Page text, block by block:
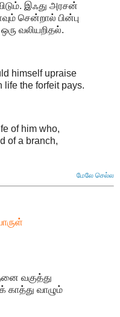
இஃது அரசன்
சென்றால் பின்பு
வலியறிதல்.
himself upraise
life the forfeit pays.
of him who,
of a branch,
மேலே செல்ல
வகுத்து
வாழும்